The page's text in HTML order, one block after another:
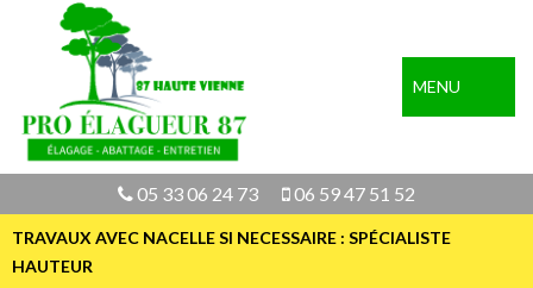
MENU
05 33 06 24 73 06 59 47 51 52
TRAVAUX AVEC NACELLE SI NECESSAIRE : SPÉCIALISTE
HAUTEUR